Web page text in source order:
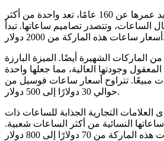
، التي يزيد عمرها عن 160 عامًا، تعد واحدة من أكثر
الساعات، وتتصدر تصاميم ساعاتها. تبدأ
أسعار ساعات هذه الماركة من 2000 دولار.
الماركات الشهيرة أيضًا. الميزة البارزة
وجودتها العالية، مما جعلها واحدة
مبيعًا. تتراوح أسعار ساعات فوسيل من
حوالي 30 دولارًا إلى 500 دولار.
التجارية الجذابة للساعات ذات
ساعاتها النسائية من أكثر الساعات شعبية.